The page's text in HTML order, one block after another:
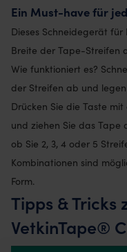
Ein Must-have für
Dieses Schneidegerät
Breite der Tape-Streifen
Wie funktioniert es?
der Streifen ab und
Drücken Sie die Taste
und ziehen Sie das Tape
ob Sie 2, 3, 4 oder 5
Kombinationen sind
Form.
Tipps & Tricks
VetkinTape®